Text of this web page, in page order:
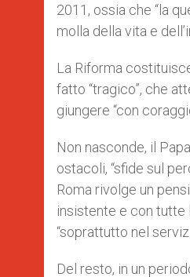
2011, ossia che “la
molla della vita e
La Riforma
fatto “tragico”, che
giungere “con
Non nasconde, il
ostacoli, “sfide sul
Roma rivolge un
insistente e con tutte
“soprattutto nel
Del resto, in un